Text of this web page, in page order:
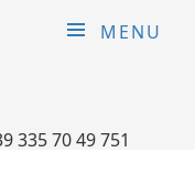
MENU
335 70 49 751